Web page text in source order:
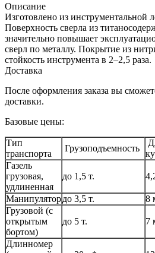
Описание
Изготовлено из инструментальной
Поверхность сверла из
значительно повышает
сверл по металлу. Покрытие из
стойкость инструмента в 2–2,5 раза.
Доставка
После оформления заказа вы
доставки.
Базовые цены:
Тип
транспорта
Грузоподъемность
Газель
грузовая,
удлиненная
до 1,5 т.
Манипулятордо 3,5 т. 8
Грузовой (с
открытым
бортом)
до 5 т. 7
Длинномер